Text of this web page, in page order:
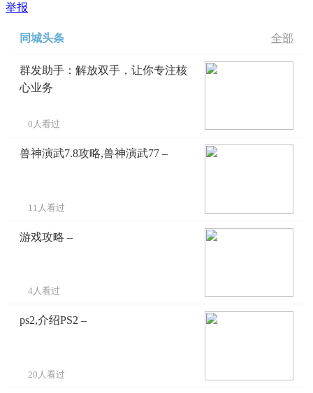
举报
同城头条 全部
群发助手：解放双手，让你专注核
心业务
0人看过
兽神演武7.8攻略,兽神演武77 –
11人看过
游戏攻略 –
4人看过
ps2,介绍PS2 –
20人看过